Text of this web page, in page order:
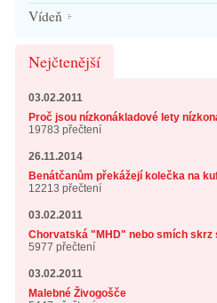
Vídeň
Nejčtenější
03.02.2011
Proč jsou nízkonákladové lety
19783 přečtení
26.11.2014
Benátčanům překážejí kolečka na
12213 přečtení
03.02.2011
Chorvatská "MHD" nebo smích skrz
5977 přečtení
03.02.2011
Malebné Živogošče